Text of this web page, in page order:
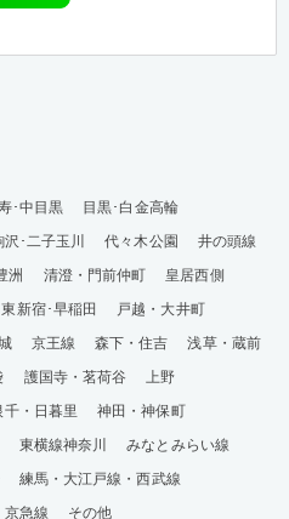
･中目黒
目黒･白金高輪
沢･二子玉川 代々木公園
井の頭線
洲 清澄・門前仲町
皇居西側
東新宿･早稲田
戸越・大井町
京王線 森下・住吉
浅草・蔵前
護国寺・茗荷谷
上野
千・日暮里
神田・神保町
東横線神奈川
みなとみらい線
練馬・大江戸線・西武線
京急線 その他